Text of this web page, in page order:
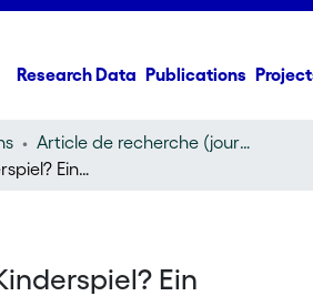
Research Data Publications
Article de recherche (journal article)
Politik - ein Kinderspiel? Ein Experiment zur Ermittlung der politischen Präferenzen von Kindern
Ein